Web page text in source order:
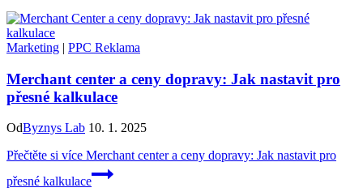
Marketing | PPC Reklama
Merchant center a ceny dopravy: Jak nastavit pro
přesné kalkulace
OdByznys Lab 10. 1. 2025
Přečtěte si více Merchant center a ceny dopravy: Jak nastavit pro
přesné kalkulace